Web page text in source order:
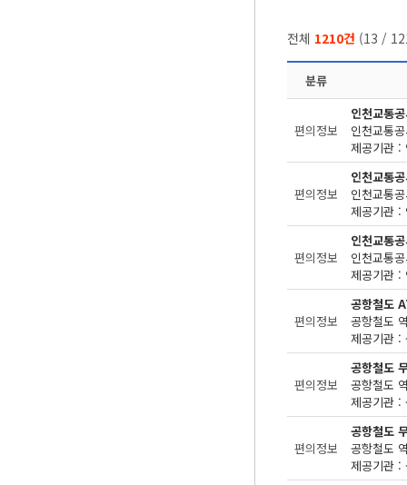
전체 1210건 (13 /
분류
편의정보
인천교통
제공기관 :
편의정보
인천교통
제공기관 :
편의정보
인천교통
제공기관 :
편의정보
공항철도
제공기관 :
편의정보
공항철도
제공기관 :
편의정보
공항철도
제공기관 :